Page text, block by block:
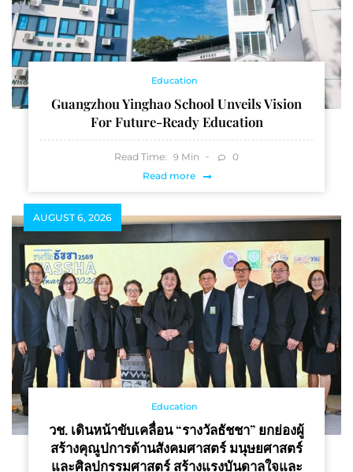
Education
Guangzhou Yinghao School Unveils Vision
For Future-Ready Education
Read Time: 9 Min
0
Read more
AUGUST 6, 2026
Education
วช. เดินหน้าขับเคลื่อน “รางวัลธัชชา” ยกย่องผู้
สร้างคุณูปการด้านสังคมศาสตร์ มนุษยศาสตร์
และศิลปกรรมศาสตร์ สร้างแรงบันดาลใจและ